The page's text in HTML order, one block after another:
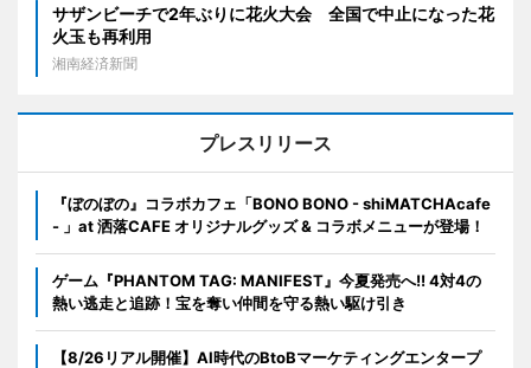
サザンビーチで2年ぶりに花火大会 全国で中止になった花
火玉も再利用
湘南経済新聞
プレスリリース
『ぼのぼの』コラボカフェ「BONO BONO - shiMATCHAcafe
- 」at 洒落CAFE オリジナルグッズ & コラボメニューが登場！
ゲーム『PHANTOM TAG: MANIFEST』今夏発売へ!! 4対4の
熱い逃走と追跡！宝を奪い仲間を守る熱い駆け引き
【8/26リアル開催】AI時代のBtoBマーケティングエンタープ